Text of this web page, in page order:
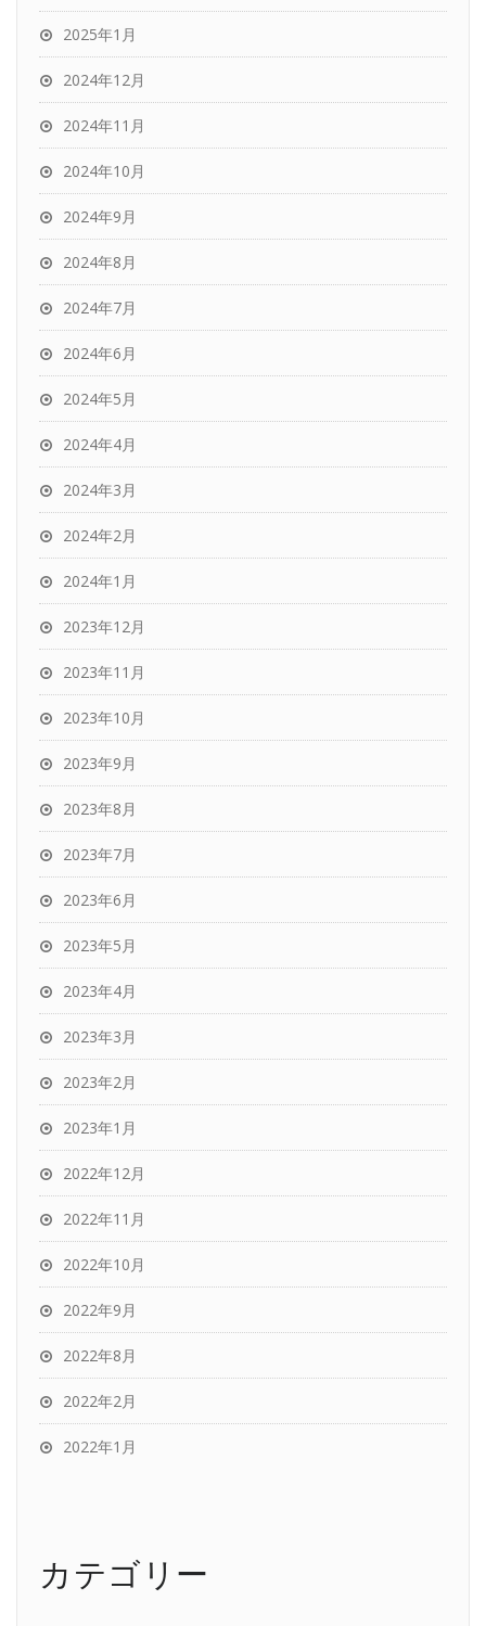
2025年1月
2024年12月
2024年11月
2024年10月
2024年9月
2024年8月
2024年7月
2024年6月
2024年5月
2024年4月
2024年3月
2024年2月
2024年1月
2023年12月
2023年11月
2023年10月
2023年9月
2023年8月
2023年7月
2023年6月
2023年5月
2023年4月
2023年3月
2023年2月
2023年1月
2022年12月
2022年11月
2022年10月
2022年9月
2022年8月
2022年2月
2022年1月
カテゴリー